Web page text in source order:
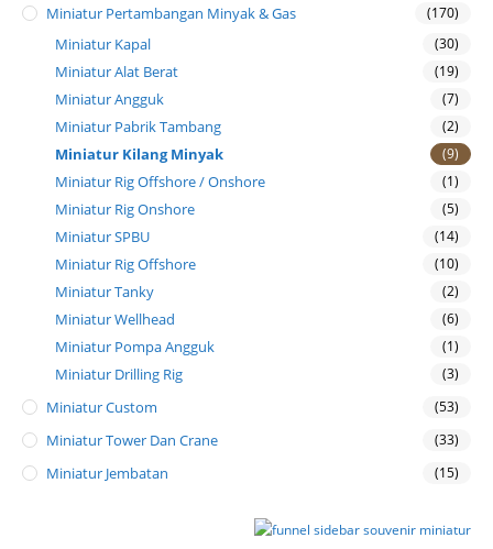
Miniatur Pertambangan Minyak & Gas (170)
Miniatur Kapal (30)
Miniatur Alat Berat (19)
Miniatur Angguk (7)
Miniatur Pabrik Tambang (2)
Miniatur Kilang Minyak (9)
Miniatur Rig Offshore / Onshore (1)
Miniatur Rig Onshore (5)
Miniatur SPBU (14)
Miniatur Rig Offshore (10)
Miniatur Tanky (2)
Miniatur Wellhead (6)
Miniatur Pompa Angguk (1)
Miniatur Drilling Rig (3)
Miniatur Custom (53)
Miniatur Tower Dan Crane (33)
Miniatur Jembatan (15)